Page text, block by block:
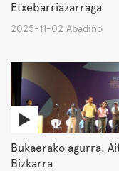
Etxebarriazarraga
2025-11-02 Abadiño
Bukaerako agurra.
Bizkarra